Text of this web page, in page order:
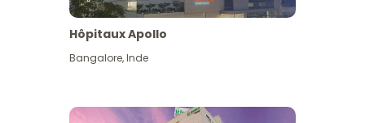
Hôpitaux Apollo
Bangalore,Inde